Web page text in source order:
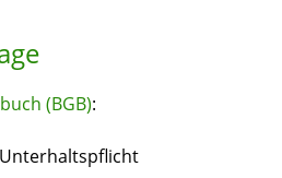
(BGB):
Unterhaltspflicht